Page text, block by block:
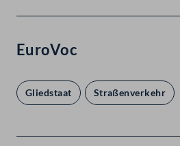
EuroVoc
Gliedstaat Straßenverkehr